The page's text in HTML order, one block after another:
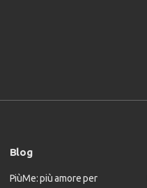
Blog
PiùMe: più amore per